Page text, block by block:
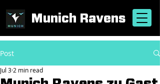
Munich Ravens
Post
Jul 3 2 min read